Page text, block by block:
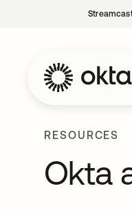
RESOURCES
Okta